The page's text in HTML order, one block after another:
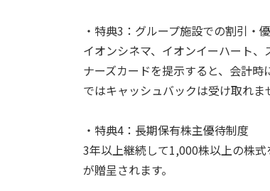
・特典3：グループ施設での割引・
イオンシネマ、イオンイーハート
ナーズカードを提示すると、会計
ではキャッシュバックは受け取れま
・特典4：長期保有株主優待制度
3年以上継続して1,000株以上の株
が贈呈されます。